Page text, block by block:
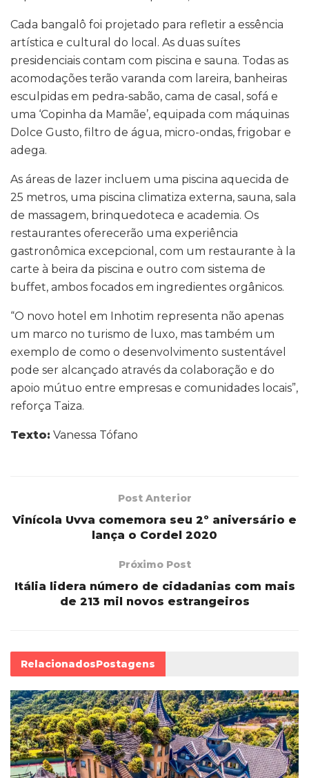
Cada bangalô foi projetado para refletir a essência
artística e cultural do local. As duas suítes
presidenciais contam com piscina e sauna. Todas as
acomodações terão varanda com lareira, banheiras
esculpidas em pedra-sabão, cama de casal, sofá e
uma ‘Copinha da Mamãe’, equipada com máquinas
Dolce Gusto, filtro de água, micro-ondas, frigobar e
adega.
As áreas de lazer incluem uma piscina aquecida de
25 metros, uma piscina climatiza externa, sauna, sala
de massagem, brinquedoteca e academia. Os
restaurantes oferecerão uma experiência
gastronômica excepcional, com um restaurante à la
carte à beira da piscina e outro com sistema de
buffet, ambos focados em ingredientes orgânicos.
“O novo hotel em Inhotim representa não apenas
um marco no turismo de luxo, mas também um
exemplo de como o desenvolvimento sustentável
pode ser alcançado através da colaboração e do
apoio mútuo entre empresas e comunidades locais”,
reforça Taiza.
Texto: Vanessa Tófano
Post Anterior
Vinícola Uvva comemora seu 2º aniversário e
lança o Cordel 2020
Próximo Post
Itália lidera número de cidadanias com mais
de 213 mil novos estrangeiros
RelacionadosPostagens